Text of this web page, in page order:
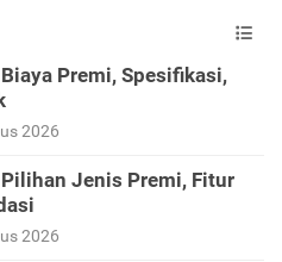
Premi, Spesifikasi,
2026
Jenis Premi, Fitur
2026